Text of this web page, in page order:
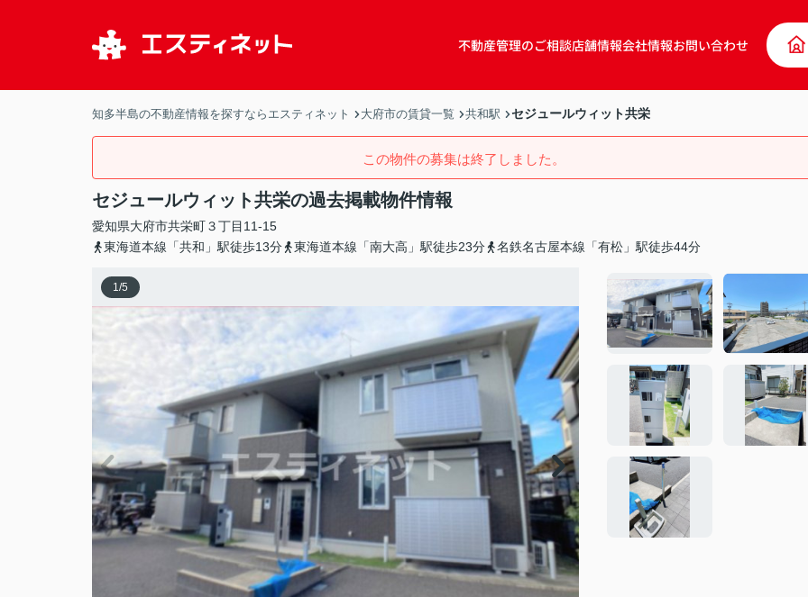
不動産管理のご相談店舗情報会社情報お問い合わせ
知多半島の不動産情報を探すならエスティネット 大府市の賃貸一覧 共和駅 セジュールウィット共栄
この物件の募集は終了しました。
セジュールウィット共栄の過去掲載物件情報
愛知県大府市共栄町３丁目11-15
東海道本線「共和」駅徒歩13分
東海道本線「南大高」駅徒歩23分 名鉄名古屋本線「有松」駅徒歩44分
1/5